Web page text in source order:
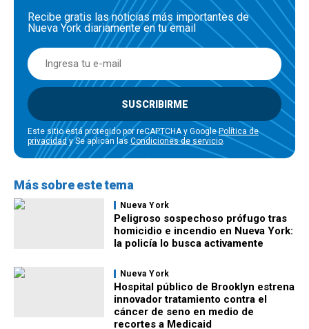
Recibe gratis las noticias más importantes de
Nueva York diariamente en tu email
SUSCRIBIRME
Este sitio está protegido por reCAPTCHA y GooglePolítica de
privacidady Se aplican las Condiciones de servicio.
Más sobre este tema
Nueva York
Peligroso sospechoso prófugo tras
homicidio e incendio en Nueva York:
la policía lo busca activamente
Nueva York
Hospital público de Brooklyn estrena
innovador tratamiento contra el
cáncer de seno en medio de
recortes a Medicaid